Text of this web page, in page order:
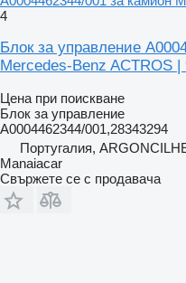
4
Блок за управление
Mercedes-Benz ACTROS |
Цена при поискване
Блок за управление
A0004462344/001,28343294
Португалия,
Manaiacar
Свържете се с продавача